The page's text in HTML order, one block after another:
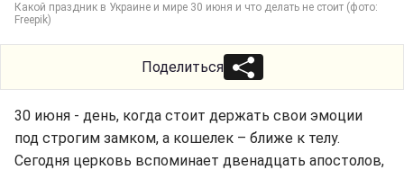
Какой праздник в Украине и мире 30 июня и что делать не стоит (фото:
Freepik)
Поделиться
30 июня - день, когда стоит держать свои эмоции
под строгим замком, а кошелек – ближе к телу.
Сегодня церковь вспоминает двенадцать апостолов,